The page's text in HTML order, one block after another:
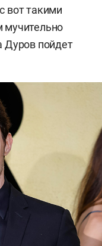
вот такими
Дуров пойдет